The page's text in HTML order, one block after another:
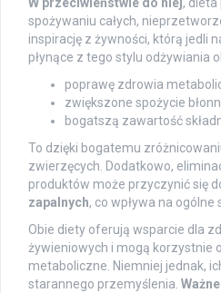
spożywaniu całych,
inspirację z żywności, którą jedli
płynące z tego stylu odżywiania
poprawę zdrowia
zwiększone spożycie
bogatszą zawartość
To dzięki bogatemu
zwierzęcych. Dodatkowo,
produktów może przyczynić się
zapalnych, co wpływa na ogólne
Obie diety oferują wsparcie dla
żywieniowych i mogą korzystnie
metaboliczne. Niemniej jednak,
starannego przemyślenia.